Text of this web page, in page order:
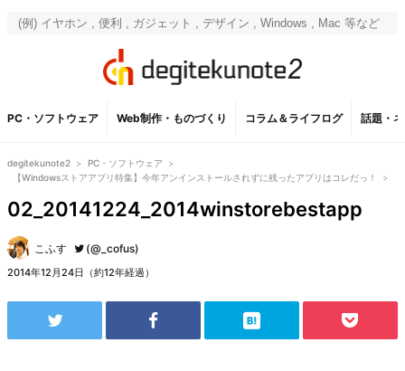
PC・ソフトウェア Web制作・ものづくり コラム＆ライフログ 話題・
degitekunote2 > PC・ソフトウェア
>
【Windowsストアアプリ特集】今年アンインストールされずに残ったアプリはコレだっ！
>
02_20141224_2014winstorebestapp
こふす (@_cofus)
2014年12月24日（約12年経過）